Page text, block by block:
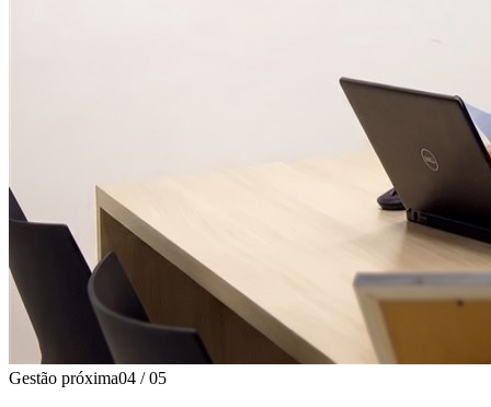
Gestão próxima04 / 05